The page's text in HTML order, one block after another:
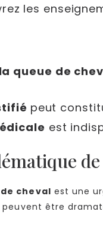
les
queue de
peut
est
cheval est une
être